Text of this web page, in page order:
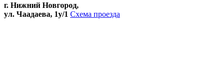
г. Нижний Новгород,
ул. Чаадаева, 1у/1 Схема проезда